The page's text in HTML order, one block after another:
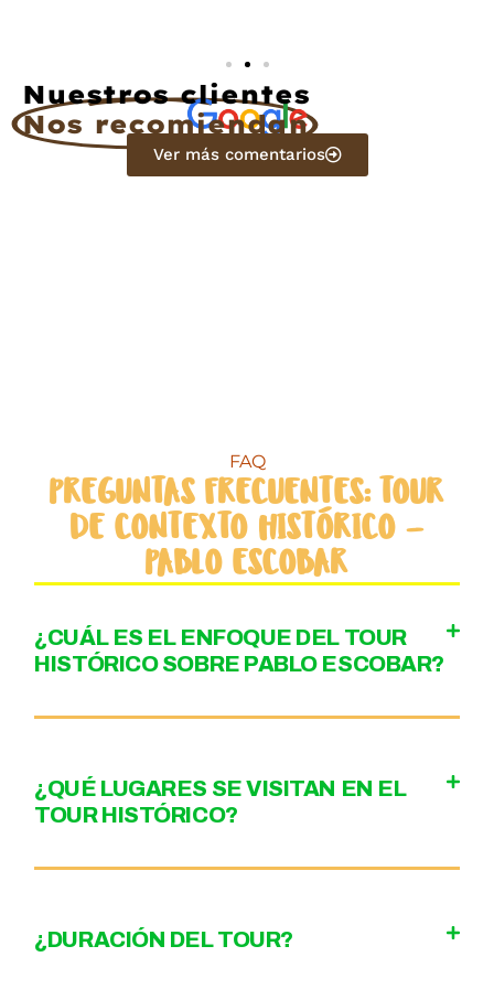
Nuestros clientes
Nos recomiendan
Ver más comentarios
FAQ
PREGUNTAS FRECUENTES: TOUR
DE CONTEXTO HISTÓRICO —
PABLO ESCOBAR
¿CUÁL ES EL ENFOQUE DEL TOUR
HISTÓRICO SOBRE PABLO ESCOBAR?
¿QUÉ LUGARES SE VISITAN EN EL
TOUR HISTÓRICO?
¿DURACIÓN DEL TOUR?